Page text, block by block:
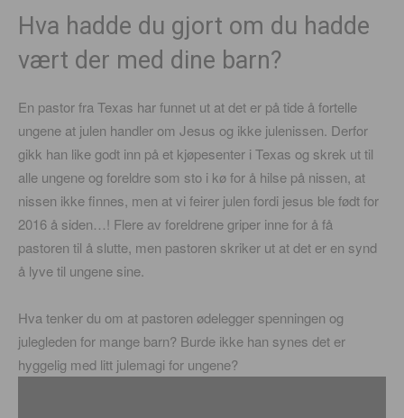
Hva hadde du gjort om du hadde
vært der med dine barn?
En pastor fra Texas har funnet ut at det er på tide å fortelle
ungene at julen handler om Jesus og ikke julenissen. Derfor
gikk han like godt inn på et kjøpesenter i Texas og skrek ut til
alle ungene og foreldre som sto i kø for å hilse på nissen, at
nissen ikke finnes, men at vi feirer julen fordi jesus ble født for
2016 å siden…! Flere av foreldrene griper inne for å få
pastoren til å slutte, men pastoren skriker ut at det er en synd
å lyve til ungene sine.
Hva tenker du om at pastoren ødelegger spenningen og
julegleden for mange barn? Burde ikke han synes det er
hyggelig med litt julemagi for ungene?